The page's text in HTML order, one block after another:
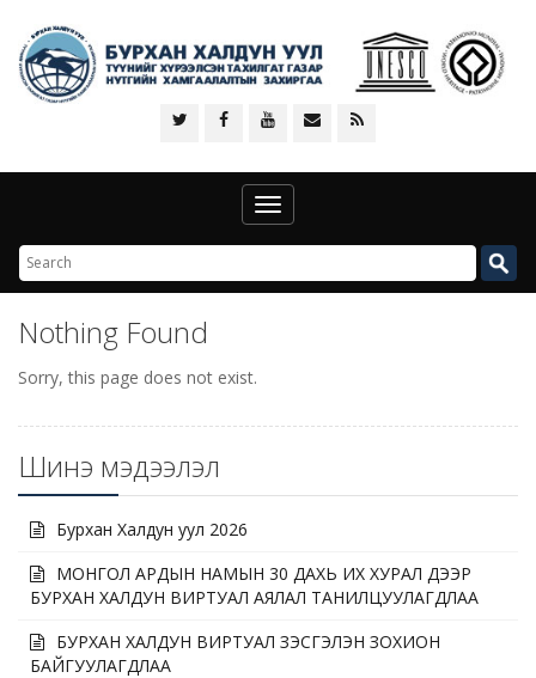
Toggle
navigation
Nothing Found
Sorry, this page does not exist.
Шинэ мэдээлэл
Бурхан Халдун уул 2026
МОНГОЛ АРДЫН НАМЫН 30 ДАХЬ ИХ ХУРАЛ ДЭЭР
БУРХАН ХАЛДУН ВИРТУАЛ АЯЛАЛ ТАНИЛЦУУЛАГДЛАА
БУРХАН ХАЛДУН ВИРТУАЛ ҮЗЭСГЭЛЭН ЗОХИОН
БАЙГУУЛАГДЛАА